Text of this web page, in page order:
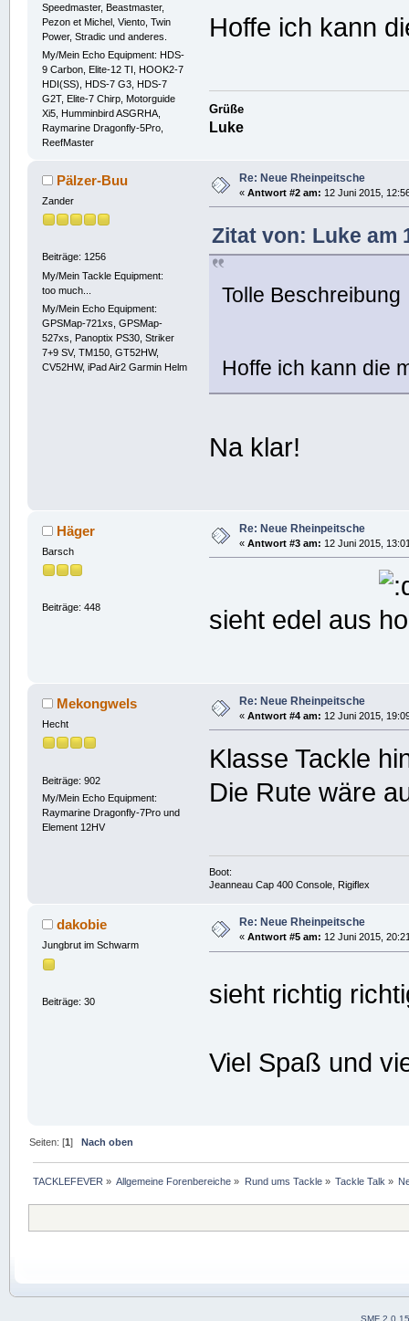
Speedmaster, Beastmaster,
Pezon et Michel, Viento, Twin
Power, Stradic und anderes.
My/Mein Echo Equipment: HDS-
9 Carbon, Elite-12 TI, HOOK2-7
HDI(SS), HDS-7 G3, HDS-7
G2T, Elite-7 Chirp, Motorguide
Xi5, Humminbird ASGRHA,
Raymarine Dragonfly-5Pro,
ReefMaster
Hoffe ich kann
Grüße
Luke
Pälzer-Buu
Zander
Beiträge: 1256
My/Mein Tackle Equipment:
too much...
My/Mein Echo Equipment:
GPSMap-721xs, GPSMap-
527xs, Panoptix PS30, Striker
7+9 SV, TM150, GT52HW,
CV52HW, iPad Air2 Garmin Helm
Re: Neue Rheinpeitsche
« Antwort #2 am: 12 Juni 2015,
Zitat von: Luke am
Tolle
Hoffe ich kann die
Na klar!
Häger
Barsch
Beiträge: 448
Re: Neue Rheinpeitsche
« Antwort #3 am: 12 Juni 2015,
sieht edel aus
Mekongwels
Hecht
Beiträge: 902
My/Mein Echo Equipment:
Raymarine Dragonfly-7Pro und
Element 12HV
Re: Neue Rheinpeitsche
« Antwort #4 am: 12 Juni 2015,
Klasse Tackle
Die Rute wäre
Boot:
Jeanneau Cap 400 Console, Rigiflex
dakobie
Jungbrut im Schwarm
Beiträge: 30
Re: Neue Rheinpeitsche
« Antwort #5 am: 12 Juni 2015,
sieht richtig
Viel Spaß und
Seiten: [1] Nach oben
TACKLEFEVER » Allgemeine Forenbereiche » Rund ums Tackle» Tackle Talk »
SMF 2.0.15